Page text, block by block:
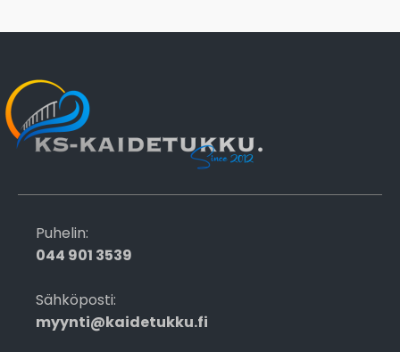
Puhelin:
044 901 3539
Sähköposti:
myynti@kaidetukku.fi